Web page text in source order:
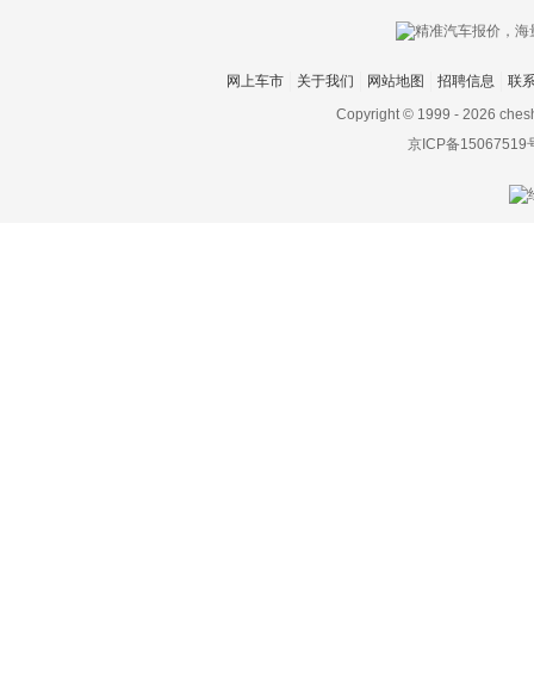
网上车市 关于我们 网站地图 招聘信息
联
Copyright © 1999 - 2026
京ICP备15067519